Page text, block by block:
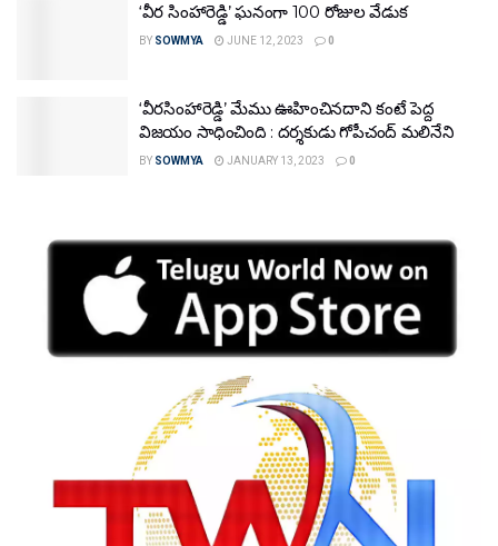
‘వీర సింహారెడ్డి’ ఘనంగా 100 రోజుల వేడుక
BY SOWMYA JUNE 12, 2023 0
‘వీరసింహారెడ్డి’ మేము ఊహించినదాని కంటే పెద్ద
విజయం సాధించింది : దర్శకుడు గోపీచంద్ మలినేని
BY SOWMYA JANUARY 13, 2023 0